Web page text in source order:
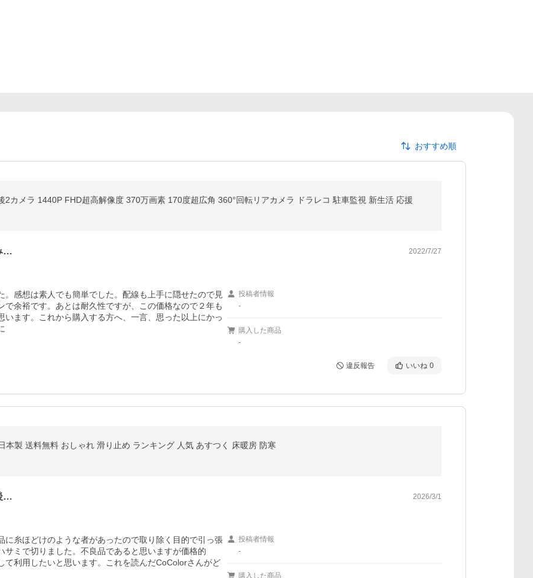
おすすめ順
2カメラ 1440P FHD超高解像度 370万画素 170度超広角 360°回転リアカメラ ドラレコ 駐車監視 新生活 応援
… 2022/7/27
感想は素人でも簡単でした。配線も上手に隠せたので見
余裕です。あとは耐久性ですが、この価格なので２年も
ます。これから購入する方へ、一言、思った以上にかっ
投稿者情報
-
購入した商品
-
違反報告 いいね 0
本製 送料無料 おしゃれ 滑り止め ランキング 人気 あすつく 床暖房 防寒
… 2026/3/1
糸ほどけのような者があったので取り除く目的で引っ張
ミで切りました。不良品であると思いますが価格的
利用したいと思います。これを読んだCoColorさんがど
投稿者情報
-
購入した商品